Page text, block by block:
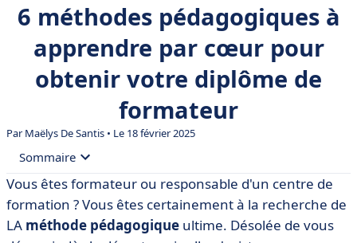
6 méthodes pédagogiques à
apprendre par cœur pour
obtenir votre diplôme de
formateur
ParMaëlys De Santis • Le 18 février 2025
Sommaire
• Qu'est-ce qu'une méthode pédagogique ?
• Tour d'horizon des 6 méthodes pédagogiques les plus
Vous êtes formateur ou responsable d'un centre de
formation ? Vous êtes certainement à la recherche de
LA méthode pédagogique ultime. Désolée de vous